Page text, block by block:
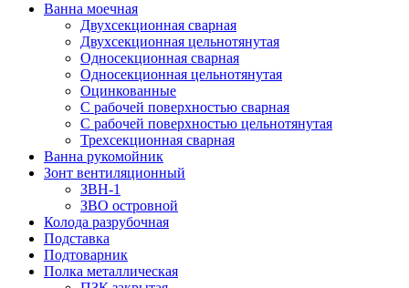
Ванна моечная
Двухсекционная сварная
Двухсекционная цельнотянутая
Односекционная сварная
Односекционная цельнотянутая
Оцинкованные
С рабочей поверхностью сварная
С рабочей поверхностью цельнотянутая
Трехсекционная сварная
Ванна рукомойник
Зонт вентиляционный
ЗВН-1
ЗВО островной
Колода разрубочная
Подставка
Подтоварник
Полка металлическая